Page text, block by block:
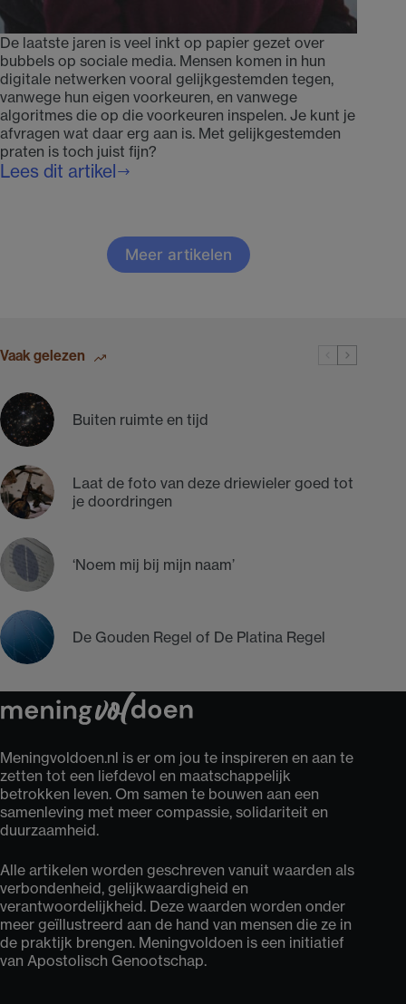
De laatste jaren is veel inkt op papier gezet over
bubbels op sociale media. Mensen komen in hun
digitale netwerken vooral gelijkgestemden tegen,
vanwege hun eigen voorkeuren, en vanwege
algoritmes die op die voorkeuren inspelen. Je kunt je
afvragen wat daar erg aan is. Met gelijkgestemden
praten is toch juist fijn?
Lees dit artikel
Liefde
Meer artikelen
Vaak gelezen
Buiten ruimte en tijd
Laat de foto van deze driewieler goed tot
je doordringen
‘Noem mij bij mijn naam’
De Gouden Regel of De Platina Regel
Meningvoldoen.nl is er om jou te inspireren en aan te
zetten tot een liefdevol en maatschappelijk
betrokken leven. Om samen te bouwen aan een
samenleving met meer compassie, solidariteit en
duurzaamheid.
Alle artikelen worden geschreven vanuit waarden als
verbondenheid, gelijkwaardigheid en
verantwoordelijkheid. Deze waarden worden onder
meer geïllustreerd aan de hand van mensen die ze in
de praktijk brengen. Meningvoldoen is een initiatief
van Apostolisch Genootschap.